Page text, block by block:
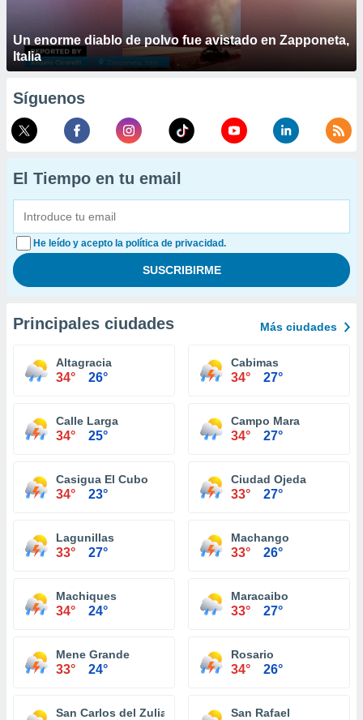
Un enorme diablo de polvo fue avistado en Zapponeta,
Italia
Síguenos
El Tiempo en tu email
He leído y acepto la política de privacidad.
Principales ciudades Más ciudades
Altagracia
34° 26°
Cabimas
34° 27°
Calle Larga
34° 25°
Campo Mara
34° 27°
Casigua El Cubo
34° 23°
Ciudad Ojeda
33° 27°
Lagunillas
33° 27°
Machango
33° 26°
Machiques
34° 24°
Maracaibo
33° 27°
Mene Grande
33° 24°
Rosario
34° 26°
San Carlos del Zulia San Rafael